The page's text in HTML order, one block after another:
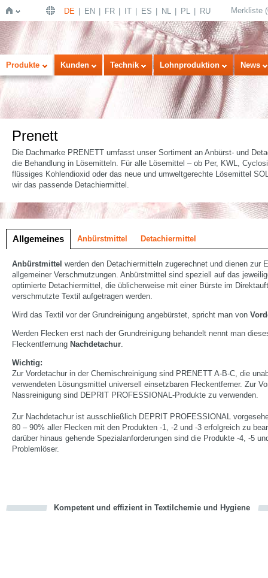
Startseite
DE EN FR IT ES NL PL RU Merkliste (
Produkte Kunden Technik Lohnproduktion News
Prenett
Die Dachmarke PRENETT umfasst unser Sortiment an Anbürst- und
die Behandlung in Lösemitteln. Für alle Lösemittel – ob Per, KWL,
flüssiges Kohlendioxid oder das neue und umweltgerechte Lösemittel
wir das passende Detachiermittel.
Allgemeines Anbürstmittel Detachiermittel
Anbürstmittel werden den Detachiermitteln zugerechnet und dienen zur
allgemeiner Verschmutzungen. Anbürstmittel sind speziell auf das
optimierte Detachiermittel, die üblicherweise mit einer Bürste im
verschmutzte Textil aufgetragen werden.
Wird das Textil vor der Grundreinigung angebürstet, spricht man von
Werden Flecken erst nach der Grundreinigung behandelt nennt man
Fleckentfernung Nachdetachur.
Wichtig:
Zur Vordetachur in der Chemischreinigung sind PRENETT A-B-C, die
verwendeten Lösungsmittel universell einsetzbaren Fleckentferner. Zur
Nassreinigung sind DEPRIT PROFESSIONAL-Produkte zu verwenden.
Zur Nachdetachur ist ausschließlich DEPRIT PROFESSIONAL
80 – 90% aller Flecken mit den Produkten -1, -2 und -3 erfolgreich zu
darüber hinaus gehende Spezialanforderungen sind die Produkte -4, -5
Problemlöser.
Kompetent und effizient in Textilchemie und Hygiene